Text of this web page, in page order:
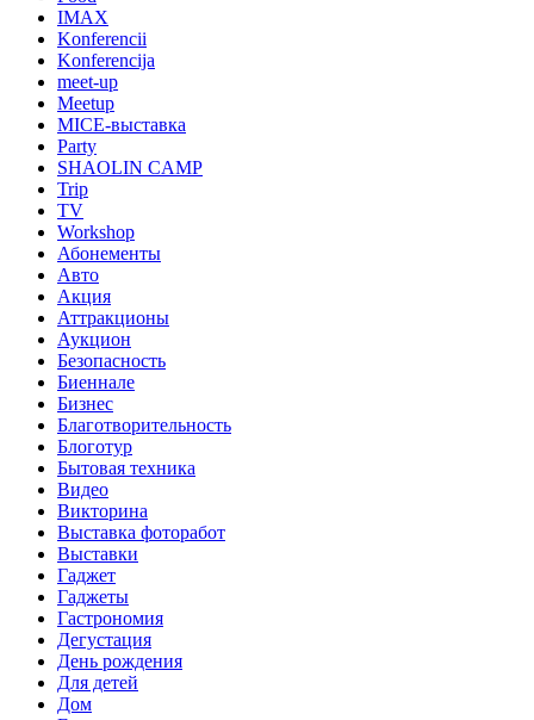
IMAX
Konferencii
Konferencija
meet-up
Meetup
MICE-выставка
Party
SHAOLIN CAMP
Trip
TV
Workshop
Абонементы
Авто
Акция
Аттракционы
Аукцион
Безопасность
Биеннале
Бизнес
Благотворительность
Блоготур
Бытовая техника
Видео
Викторина
Выставка фоторабот
Выставки
Гаджет
Гаджеты
Гастрономия
Дегустация
День рождения
Для детей
Дом